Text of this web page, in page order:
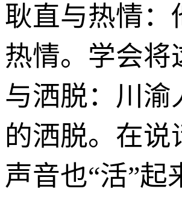
耿直与热情：
热情。学会将
与洒脱：川渝
的洒脱。在
声音也“活”起